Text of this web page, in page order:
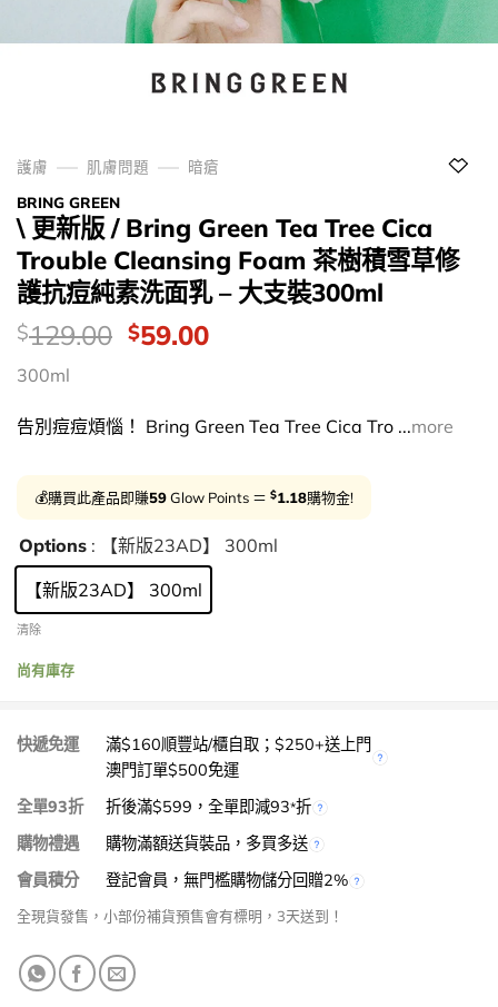
護膚 肌膚問題
暗瘡
BRING GREEN
\ 更新版 / Bring Green Tea Tree Cica
Trouble Cleansing Foam 茶樹積雪草修
護抗痘純素洗面乳 – 大支裝300ml
價
錢：
$129.00 Original
$129.00.
$59.00Current
$59.00.
300ml
告別痘痘煩惱！ Bring Green Tea Tree Cica Tro ...more
💰購買此產品即賺59Glow Points ＝ $1.18購物金!
Options : 【新版23AD】 300ml
【新版23AD】 300ml
清除
尚有庫存
快遞免運
滿$160順豐站/櫃自取；$250+送上門
澳門訂單$500免運
全單93折
折後滿$599，全單即減93*折
購物禮遇
購物滿額送貨裝品，多買多送
會員積分
登記會員，無門檻購物儲分回贈2%
全現貨發售，小部份補貨預售會有標明，3天送到！